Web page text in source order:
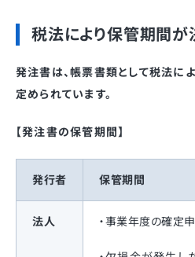
税法により保管期間が
発注書は、帳票書類として税法に
定められています。
【発注書の保管期間】
発行者 保管期間
法人 ・事業年度の確定